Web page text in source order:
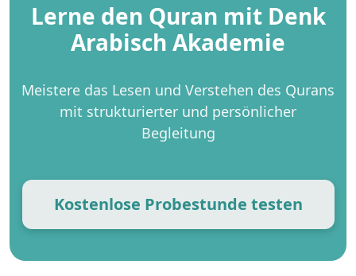
Lerne den Quran mit Denk
Arabisch Akademie
Meistere das Lesen und Verstehen des Qurans
mit strukturierter und persönlicher
Begleitung
Kostenlose Probestunde testen